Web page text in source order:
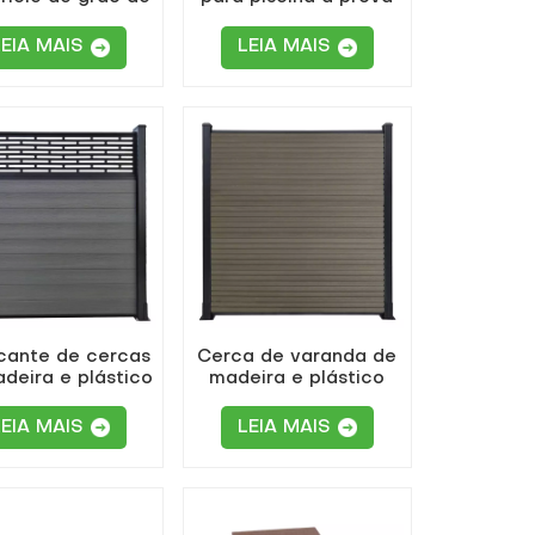
MAIS
LEIA MAIS
de cercas
e plástico
pátios externos
MAIS
Cerca de varanda de
madeira e plástico
LEIA MAIS